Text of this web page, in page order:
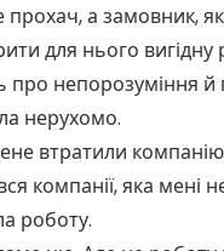
прохач, а замовник,
для нього вигідну
про непорозуміння й
нерухомо.
втратили
компанії, яка мені
роботу.